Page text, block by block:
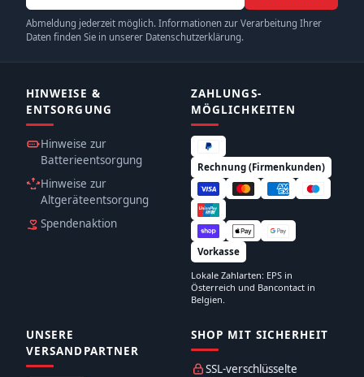
Abmeldung jederzeit möglich. Informationen zur Verarbeitung Ihrer
Daten finden Sie in unserer Datenschutzerklärung.
HINWEISE &
ENTSORGUNG
Hinweise zur
Batterieentsorgung
Hinweise zur
Altgeräteentsorgung
Spendenaktion
ZAHLUNGS­
MÖGLICHKEITEN
Rechnung (Firmenkunden)
Vorkasse
Lokale Zahlarten: EPS in
Österreich und Bancontact in
Belgien.
UNSERE
VERSANDPARTNER
SHOP MIT SICHERHEIT
SSL-verschlüsselte